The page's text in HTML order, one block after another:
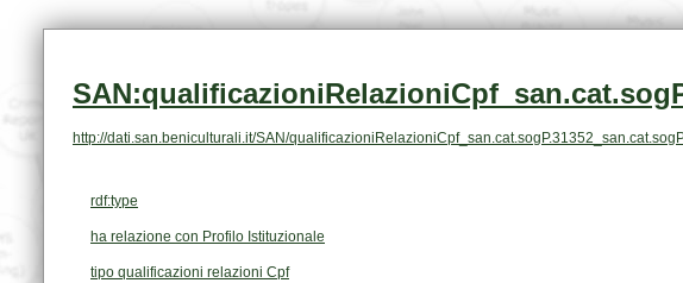
http://dati.san.beniculturali.it/SAN/
rdf:type
ha relazione con Profilo Istituzionale
tipo qualificazioni relazioni Cpf